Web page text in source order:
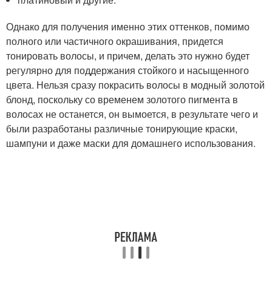
Однако для получения именно этих оттенков, помимо
полного или частичного окрашивания, придется
тонировать волосы, и причем, делать это нужно будет
регулярно для поддержания стойкого и насыщенного
цвета. Нельзя сразу покрасить волосы в модный золотой
блонд, поскольку со временем золотого пигмента в
волосах не останется, он вымоется, в результате чего и
были разработаны различные тонирующие краски,
шампуни и даже маски для домашнего использования.